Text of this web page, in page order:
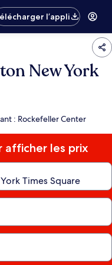
l’appli
New York
: Rockefeller Center
afficher les prix